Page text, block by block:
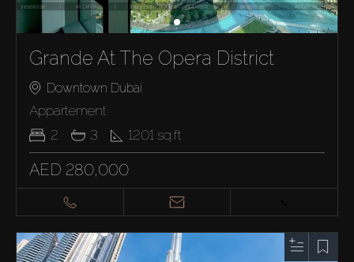
Grande At The Opera District
Downtown Dubai
Appartement
2
3 1201 sq.ft
AED 280,000